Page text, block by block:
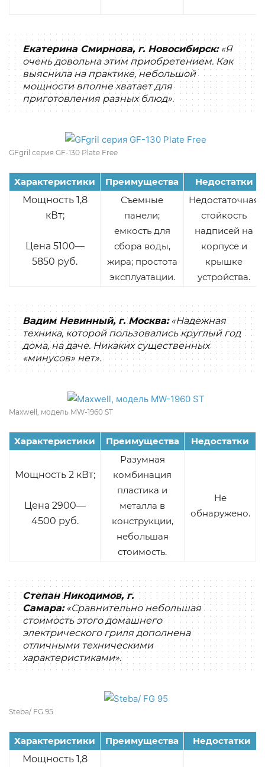
Екатерина Смирнова, г. Новосибирск:«Я
очень довольна этим приобретением. Как
выяснила на практике, небольшой
мощности вполне хватает для
приготовления разных блюд».
GFgril серия GF-130 Plate Free
Характеристики Преимущества
Недостатки
Мощность 1,8
кВт;
Цена 5100—
5850 руб.
Съемные
панели;
емкость для
сбора воды,
жира; простота
эксплуатации.
Недостаточная
стойкость
надписей на
корпусе и
крышке
устройства.
Вадим Невинный, г. Москва:«Надежная
техника, которой пользовались круглый год
дома, на даче. Никаких существенных
«минусов» нет».
Maxwell, модель MW-1960 ST
Характеристики Преимущества Недостатки
Мощность 2 кВт;
Цена 2900—
4500 руб.
Разумная
комбинация
пластика и
металла в
конструкции,
небольшая
стоимость.
Не
обнаружено.
Степан Никодимов, г.
Самара:«Сравнительно небольшая
стоимость этого домашнего
электрического гриля дополнена
отличными техническими
характеристиками».
Steba/ FG 95
Характеристики Преимущества
Недостатки
Мощность 1,8